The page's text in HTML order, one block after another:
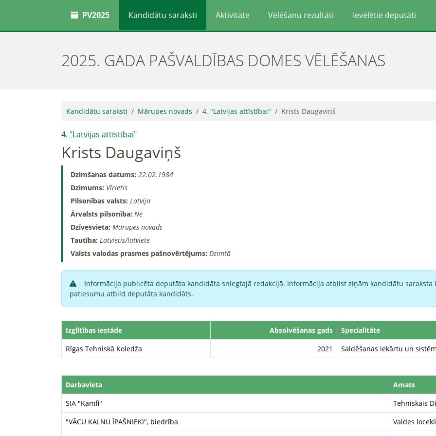
PV2025 Kandidātu saraksti Aktivitāte Vēlēšanu rezultāti Ievēlētie deputāti
2025. GADA PAŠVALDĪBAS DOMES VĒLĒŠANAS
Kandidātu saraksti Mārupes novads 4. "Latvijas attīstībai" Krists Daugaviņš
4. "Latvijas attīstībai"
Krists Daugaviņš
Dzimšanas datums: 22.02.1984
Dzimums: Vīrietis
Pilsonības valsts: Latvija
Ārvalsts pilsonība: Nē
Dzīvesvieta: Mārupes novads
Tautība: Latvietis/latviete
Valsts valodas prasmes pašnovērtējums: Dzimtā
Informācija publicēta deputāta kandidāta sniegtajā redakcijā. Informācija atbilst ziņām kandidātu saraksta
patiesumu atbild deputāta kandidāts.
Izglītības iestāde Absolvēšanas gads
Specialitāte
Rīgas Tehniskā Koledža
2021 Saldēšanas iekārtu un
Darbavieta
Amats
SIA "Kamfi"
Tehniskais
"VĀCU KALNU ĪPAŠNIEKI", biedrība
Valdes